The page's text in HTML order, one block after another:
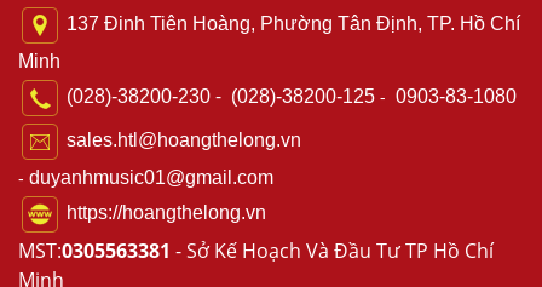
137 Đinh Tiên Hoàng, Phường Tân Định, TP. Hồ Chí
Minh
(028)-38200-230 - (028)-38200-125 - 0903-83-1080
sales.htl@hoangthelong.vn
- duyanhmusic01@gmail.com
https://hoangthelong.vn
MST:0305563381 - Sở Kế Hoạch Và Đầu Tư TP Hồ Chí
Minh